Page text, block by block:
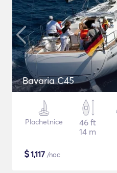
Bavaria C45
Plachetnice
46 ft
14 m
$1,117 /noc